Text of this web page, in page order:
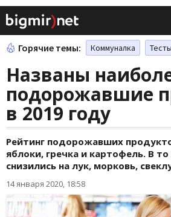
Горячие темы: Коммуналка
Названы
подорожавшие
в 2019 году
Рейтинг подорожавших
яблоки, гречка и картофель. В
снизились на лук, морковь,
14 января 2020, 18:58